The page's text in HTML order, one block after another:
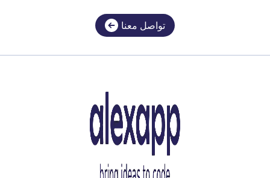
تواصل معنا